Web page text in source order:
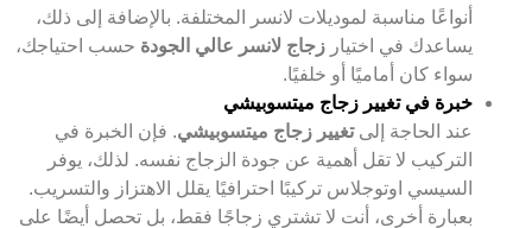
أنواعًا مناسبة لموديلات لانسر المختلفة. بالإضافة إلى ذلك،
يساعدك في اختيار زجاج لانسر عالي الجودة حسب احتياجك،
سواء كان أماميًا أو خلفيًا.
خبرة في تغيير زجاج ميتسوبيشي
عند الحاجة إلىتغيير زجاج ميتسوبيشي. فإن الخبرة في
التركيب لا تقل أهمية عن جودة الزجاج نفسه. لذلك، يوفر
السيسي اوتوجلاس تركيبًا احترافيًا يقلل الاهتزاز والتسريب.
بعبارة أخرى، أنت لا تشتري زجاجًا فقط، بل تحصل أيضًا على